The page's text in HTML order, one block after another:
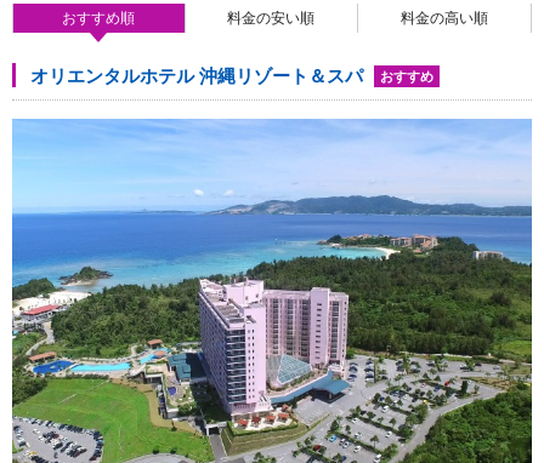
おすすめ順 料金の安い順 料金の高い順
オリエンタルホテル 沖縄リゾート＆スパ おすすめ